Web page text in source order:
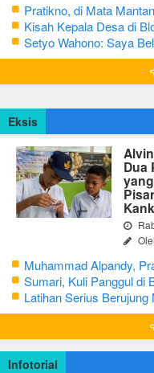
Pratikno, di Mata
Kisah Kepala Desa di
Masih Hidup Sederhana
Setyo Wahono: Saya
Eksis
Dua
Muhammad Alpandy,
Nusantara dengan Misi
Sumari, Kuli Panggul di
Tahun Sisihkan Uang
Latihan Serius
Bertutur tentang Nilai
Infotorial